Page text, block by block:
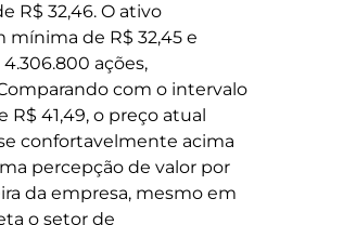
R$ 32,46. O ativo
de R$ 32,45 e
ações,
com o intervalo
R$ 41,49, o preço atual
confortavelmente acima
percepção de valor por
da empresa, mesmo em
o setor de